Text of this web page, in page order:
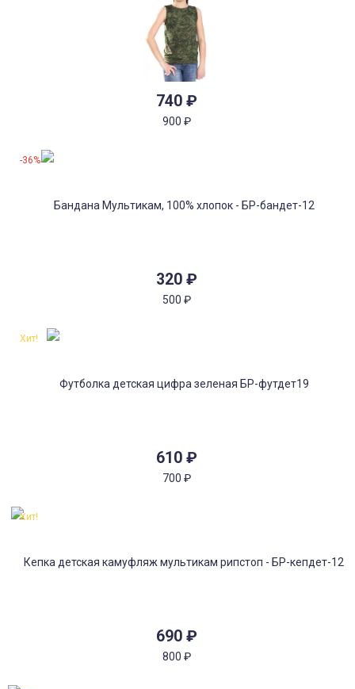
740 ₽
900 ₽
320 ₽
500 ₽
-36%
610 ₽
700 ₽
Хит!
690 ₽
800 ₽
Хит!